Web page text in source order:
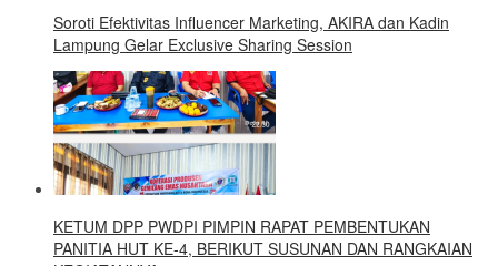
Soroti Efektivitas Influencer Marketing, AKIRA dan Kadin
Lampung Gelar Exclusive Sharing Session
KETUM DPP PWDPI PIMPIN RAPAT PEMBENTUKAN
PANITIA HUT KE-4, BERIKUT SUSUNAN DAN RANGKAIAN